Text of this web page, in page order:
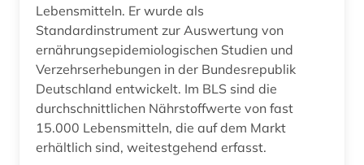
Lebensmitteln. Er wurde als
Standardinstrument zur Auswertung von
ernährungsepidemiologischen Studien und
Verzehrserhebungen in der Bundesrepublik
Deutschland entwickelt. Im BLS sind die
durchschnittlichen Nährstoffwerte von fast
15.000 Lebensmitteln, die auf dem Markt
erhältlich sind, weitestgehend erfasst.